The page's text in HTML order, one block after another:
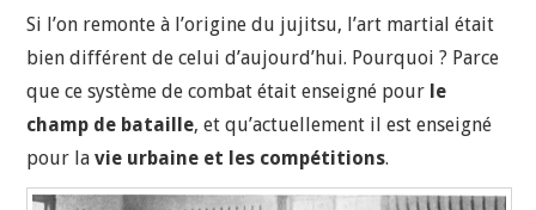
Si l’on remonte à l’origine du jujitsu, l’art martial était
bien différent de celui d’aujourd’hui. Pourquoi ? Parce
que ce système de combat était enseigné pour le
champ de bataille, et qu’actuellement il est enseigné
pour lavie urbaine et les compétitions.